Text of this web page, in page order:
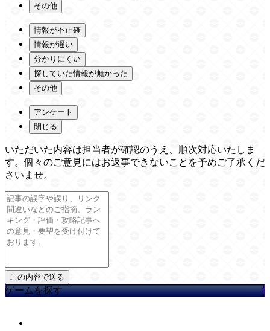
その他
情報が不正確
情報が遅い
分かりにくい
探していた情報が無かった
その他
アンケート
閉じる
いただいた内容は担当者が確認のうえ、順次対応いたしま
す。個々のご意見にはお返事できないことを予めご了承くだ
さいませ。
ゲームを探す